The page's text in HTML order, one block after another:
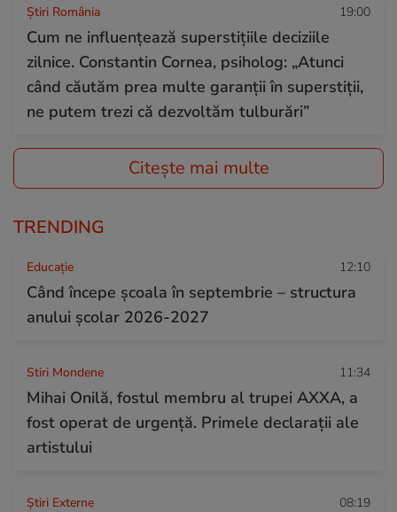
Știri România 19:00
Cum ne influențează superstițiile deciziile
zilnice. Constantin Cornea, psiholog: „Atunci
când căutăm prea multe garanții în superstiții,
ne putem trezi că dezvoltăm tulburări”
Citește mai multe
TRENDING
Educație 12:10
Când începe şcoala în septembrie – structura
anului şcolar 2026-2027
Stiri Mondene 11:34
Mihai Onilă, fostul membru al trupei AXXA, a
fost operat de urgență. Primele declarații ale
artistului
Știri Externe 08:19